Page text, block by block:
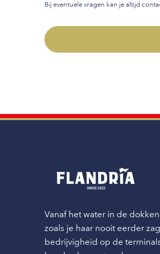
Bij eventuele vragen kan je altijd
Vanaf het water in de
zoals je haar nooit eerder
bedrijvigheid op de